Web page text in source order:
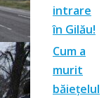
intrare
în Gilău!
Cum a
murit
băiețelul